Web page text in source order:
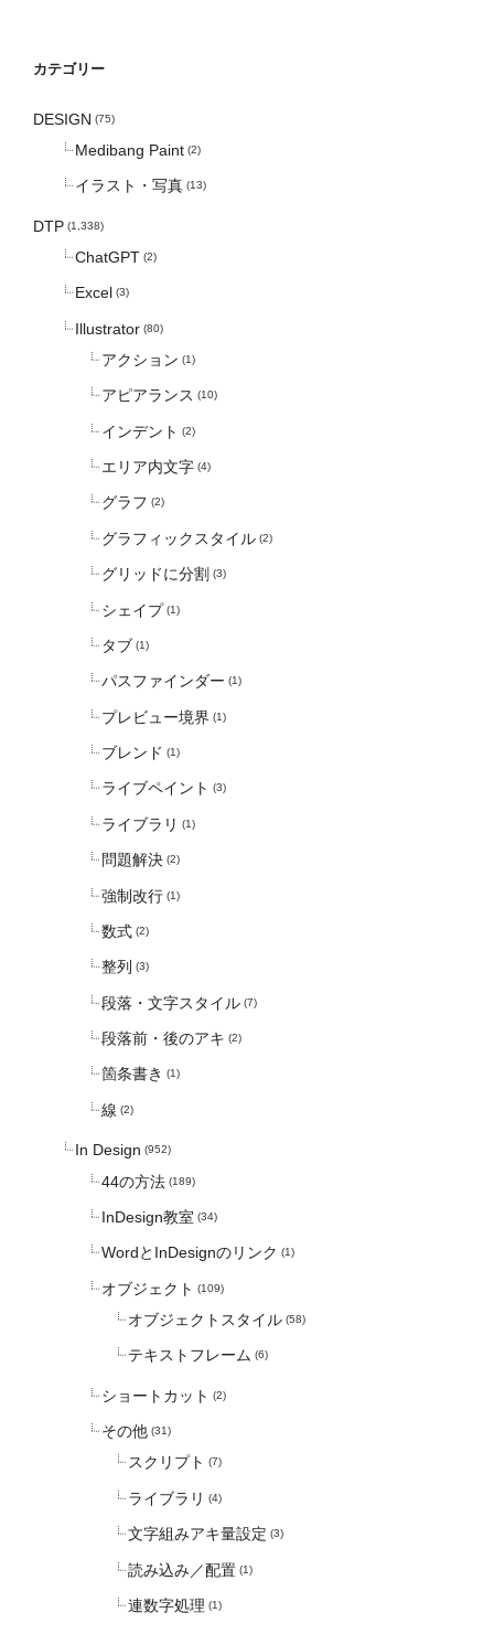
カテゴリー
DESIGN (75)
Medibang Paint (2)
イラスト・写真 (13)
DTP (1,338)
ChatGPT (2)
Excel (3)
Illustrator (80)
アクション (1)
アピアランス (10)
インデント (2)
エリア内文字 (4)
グラフ (2)
グラフィックスタイル (2)
グリッドに分割 (3)
シェイプ (1)
タブ (1)
パスファインダー (1)
プレビュー境界 (1)
ブレンド (1)
ライブペイント (3)
ライブラリ (1)
問題解決 (2)
強制改行 (1)
数式 (2)
整列 (3)
段落・文字スタイル (7)
段落前・後のアキ (2)
箇条書き (1)
線 (2)
In Design (952)
44の方法 (189)
InDesign教室 (34)
WordとInDesignのリンク (1)
オブジェクト (109)
オブジェクトスタイル (58)
テキストフレーム (6)
ショートカット (2)
その他 (31)
スクリプト (7)
ライブラリ (4)
文字組みアキ量設定 (3)
読み込み／配置 (1)
連数字処理 (1)